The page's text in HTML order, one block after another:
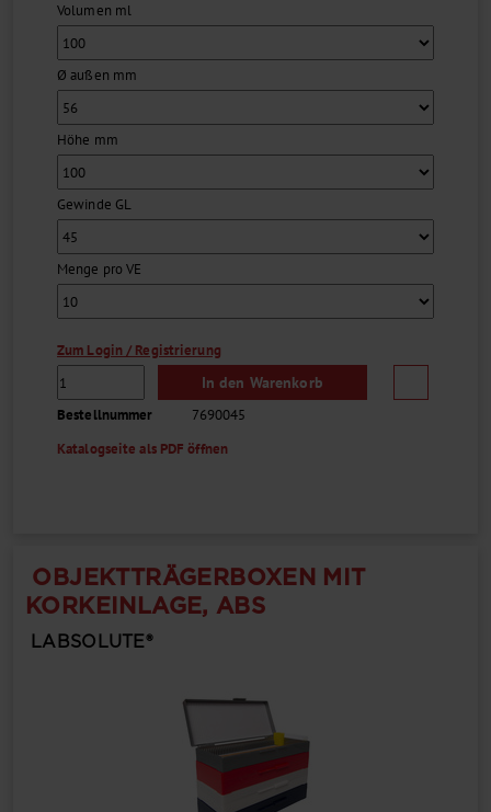
Flaschen). Die Flaschen und Verschlüsse sind gegen eine
Vielzahl von Chemikalien beständig....
Volumen ml
Ø außen mm
Höhe mm
Gewinde GL
Menge pro VE
Zum Login / Registrierung
In den Warenkorb
Bestellnummer
7690045
Katalogseite als PDF öffnen
OBJEKTTRÄGERBOXEN MIT
KORKEINLAGE, ABS
LABSOLUTE®